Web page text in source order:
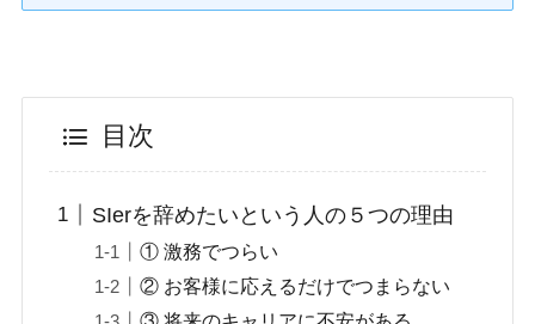
目次
SIerを辞めたいという人の５つの理由
① 激務でつらい
② お客様に応えるだけでつまらない